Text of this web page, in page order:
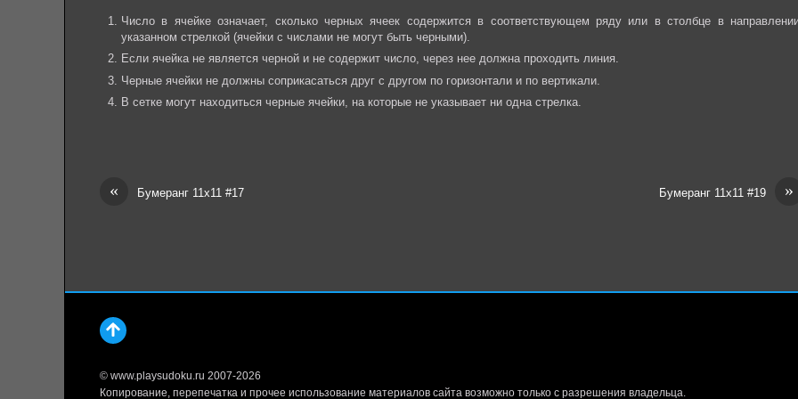
Число в ячейке означает, сколько черных ячеек содержится в соответствующем ряду или в столбце в
указанном стрелкой (ячейки с числами не могут быть черными).
Если ячейка не является черной и не содержит число, через нее должна проходить линия.
Черные ячейки не должны соприкасаться друг с другом по горизонтали и по вертикали.
В сетке могут находиться черные ячейки, на которые не указывает ни одна стрелка.
« Бумеранг 11х11 #17 »
Бумеранг 11х11 #19
© www.playsudoku.ru 2007-2026
Копирование, перепечатка и прочее использование материалов сайта возможно только с разрешения владельца.